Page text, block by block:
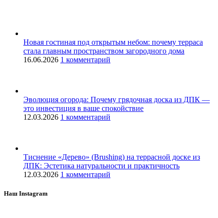
Новая гостиная под открытым небом: почему терраса
стала главным пространством загородного дома
16.06.2026 1 комментарий
Эволюция огорода: Почему грядочная доска из ДПК —
это инвестиция в ваше спокойствие
12.03.2026 1 комментарий
Тиснение «Дерево» (Brushing) на террасной доске из
ДПК: Эстетика натуральности и практичность
12.03.2026 1 комментарий
Наш Instagram